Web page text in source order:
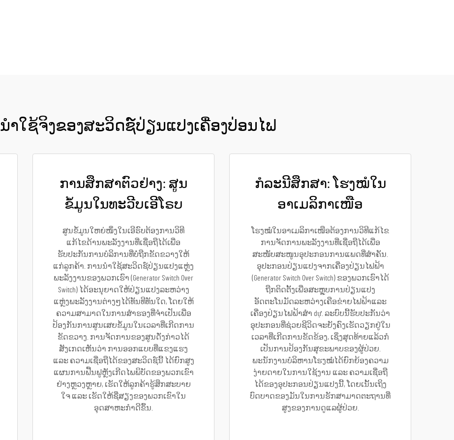
ຳໃຊ້ຈິງຂອງສະວິດຊ໌ປ່ຽນແປງເຄື່ອງປ່ອນໄຟ
ການສຶກສາຕົວຢ່າງ: ສູນ
ຂໍ້ມູນໃນທະວີບເອີໂຣບ
ສູນຂໍ້ມູນໃຫຍ່ໜຶ່ງໃນເອີຣົບຕ້ອງການວິທີ
ແກ້ໄຂດ້ານພະລັງງານທີ່ເຊື່ອຖືໄດ້ເພື່ອ
ຮັບປະກັນການບໍລິການທີ່ບໍ່ຖືກຂັດຂວາງໃຫ້
ແກ່ລູກຄ້າ. ການນຳໃຊ້ສະວິດຊ໌ປ່ຽນແປງແຫຼ່ງ
ພະລັງງານຂອງພວກເຮົາ (Generator Switch Over
Switch) ໄດ້ອະນຸຍາດໃຫ້ປ່ຽນແປງລະຫວ່າງ
ແຫຼ່ງພະລັງງານຕ່າງໆໄດ້ທັນທີທັນໃດ, ໂດຍໃຫ້
ຄວາມສາມາດໃນການສຳຮອງທີ່ຈຳເປັນເພື່ອ
ປ້ອງກັນການສູນເສຍຂໍ້ມູນໃນເວລາທີ່ເກີດການ
ຂັດຂວາງ. ການຈັດການຂອງສູນດັ່ງກ່າວໄດ້
ສັງເກດເຫັນວ່າ ການອອກແບບທີ່ແຂງແຮງ
ແລະ ຄວາມເຊື່ອຖືໄດ້ຂອງສະວິດຊ໌ນີ້ ໄດ້ຍົກສູງ
ແຜນການຟື້ນຟູຫຼັງເກີດໄພພິບັດຂອງພວກເຂົາ
ຢ່າງຫຼວງຫຼາຍ, ເຮັດໃຫ້ລູກຄ້າຮູ້ສຶກສະບາຍ
ໃຈ ແລະ ເຮັດໃຫ້ຊື່ສຽງຂອງພວກເຂົາໃນ
ອຸດສາຫະກຳດີຂຶ້ນ.
ກໍລະນີສຶກສາ: ໂຮງໝໍໃນ
ອາເມລິກາເໜືອ
ໂຮງໝໍໃນອາເມລິກາເໜືອຕ້ອງການວິທີແກ້ໄຂ
ການຈັດການພະລັງງານທີ່ເຊື່ອຖືໄດ້ເພື່ອ
ສະໜັບສະໜູນອຸປະກອນການແພດທີ່ສຳຄັນ.
ອຸປະກອນປ່ຽນແປງຈາກເຄື່ອງປ່ຽນໄຟຟ້າ
(Generator Switch Over Switch) ຂອງພວກເຮົາໄດ້
ຖືກຕິດຕັ້ງເພື່ອສະຫຼຸບການປ່ຽນແປງ
ອັດຕະໂນມັດລະຫວ່າງເຄືອຂ່າຍໄຟຟ້າແລະ
ເຄື່ອງປ່ຽນໄຟຟ້າສຳ dự. ລະບົບນີ້ຮັບປະກັນວ່າ
ອຸປະກອນທີ່ຊ່ວຍຊີວິດຈະຍັງຄົງເຮັດວຽກຢູ່ໃນ
ເວລາທີ່ເກີດການຂັດຂ້ອງ, ເຊິ່ງສຸດທ້າຍແລ້ວກໍ
ເປັນການປ້ອງກັນສຸຂະພາບຂອງຜູ້ປ່ວຍ.
ພະນັກງານບໍລິຫານໂຮງໝໍໄດ້ຍົກຍ້ອງຄວາມ
ງ່າຍດາຍໃນການໃຊ້ງານ ແລະ ຄວາມເຊື່ອຖື
ໄດ້ຂອງອຸປະກອນປ່ຽນແປງນີ້, ໂດຍເນັ້ນເຖິງ
ບົດບາດຂອງມັນໃນການຮັກສາມາດຕະຖານທີ່
ສູງຂອງການດູແລຜູ້ປ່ວຍ.